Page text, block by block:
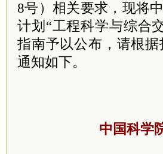
8号）相关要求，现将
计划“工程科学与综合
指南予以公布，请根
通知如下。
中国科学